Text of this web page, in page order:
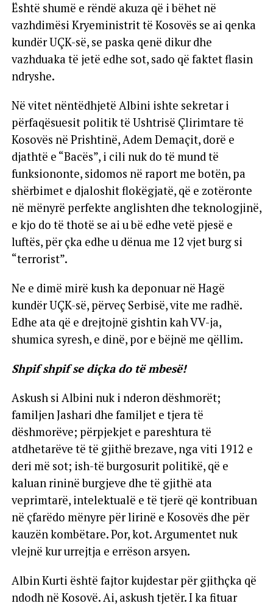
Është shumë e rëndë akuza që i bëhet në
vazhdimësi Kryeministrit të Kosovës se ai qenka
kundër UÇK-së, se paska qenë dikur dhe
vazhduaka të jetë edhe sot, sado që faktet flasin
ndryshe.
Në vitet nëntëdhjetë Albini ishte sekretar i
përfaqësuesit politik të Ushtrisë Çlirimtare të
Kosovës në Prishtinë, Adem Demaçit, dorë e
djathtë e “Bacës”, i cili nuk do të mund të
funksiononte, sidomos në raport me botën, pa
shërbimet e djaloshit flokëgjatë, që e zotëronte
në mënyrë perfekte anglishten dhe teknologjinë,
e kjo do të thotë se ai u bë edhe vetë pjesë e
luftës, për çka edhe u dënua me 12 vjet burg si
“terrorist”.
Ne e dimë mirë kush ka deponuar në Hagë
kundër UÇK-së, përveç Serbisë, vite me radhë.
Edhe ata që e drejtojnë gishtin kah VV-ja,
shumica syresh, e dinë, por e bëjnë me qëllim.
Shpif shpif se diçka do të mbesë!
Askush si Albini nuk i nderon dëshmorët;
familjen Jashari dhe familjet e tjera të
dëshmorëve; përpjekjet e pareshtura të
atdhetarëve të të gjithë brezave, nga viti 1912 e
deri më sot; ish-të burgosurit politikë, që e
kaluan rininë burgjeve dhe të gjithë ata
veprimtarë, intelektualë e të tjerë që kontribuan
në çfarëdo mënyre për lirinë e Kosovës dhe për
kauzën kombëtare. Por, kot. Argumentet nuk
vlejnë kur urrejtja e errëson arsyen.
Albin Kurti është fajtor kujdestar për gjithçka që
ndodh në Kosovë. Ai, askush tjetër. I ka fituar